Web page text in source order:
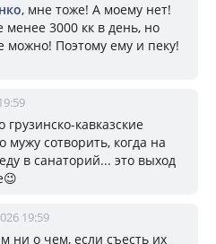
, мне тоже! А моему нет!
менее 3000 кк в день, но
Поэтому ему и пеку!
грузинско-кавказские
мужу сотворить, когда на
в санаторий... это выход
19:59
ни о чем, если съесть их